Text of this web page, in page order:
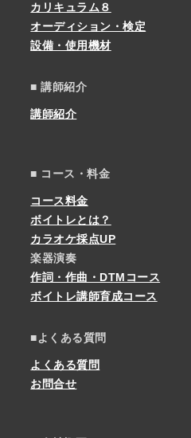
カリキュラム８
オーディション・検定
設備・使用機材
■ 講師紹介
講師紹介
■ コース・料金
コース料金
ボイトレとは？
カラオケ採点UP
楽器演奏
作詞・作曲・DTMコース
ボイトレ講師育成コース
■よくある質問
よくある質問
お問合せ